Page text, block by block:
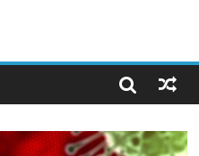
почему кокосовая вода с
главным трендом